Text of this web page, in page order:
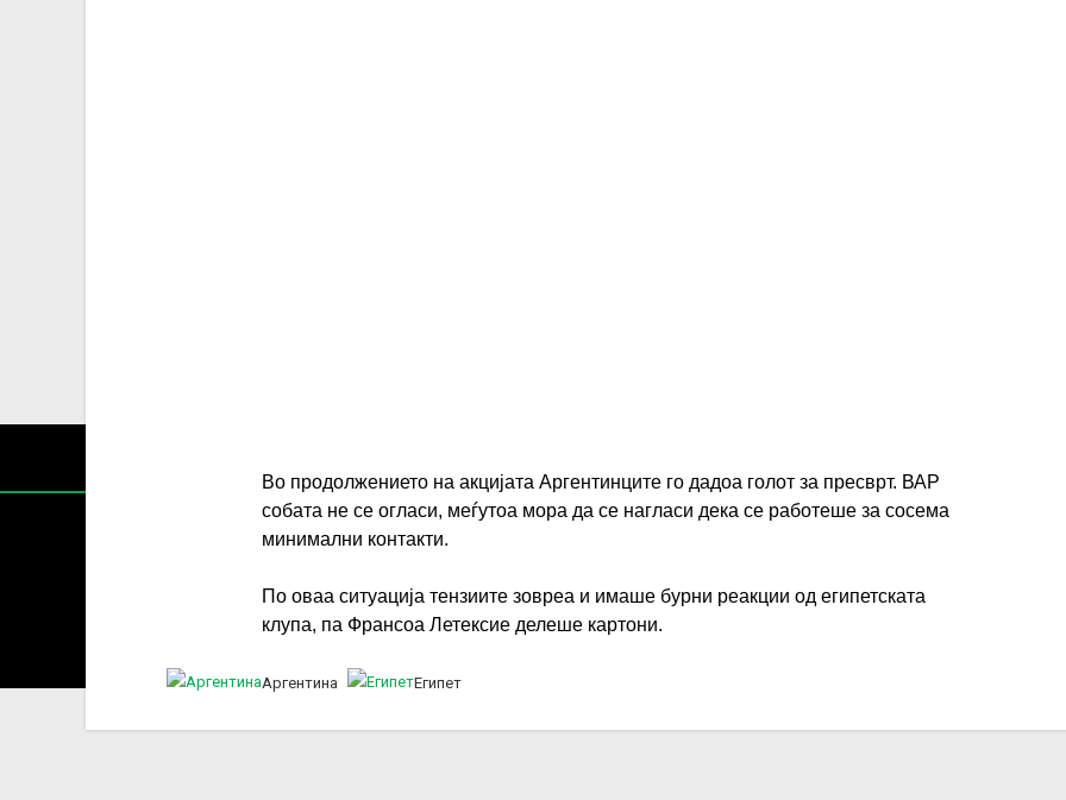
Во продолжението на акцијата Аргентинците го дадоа голот за пресврт. ВАР
собата не се огласи, меѓутоа мора да се нагласи дека се работеше за сосема
минимални контакти.
По оваа ситуација тензиите зовреа и имаше бурни реакции од египетската
клупа, па Франсоа Летексие делеше картони.
Аргентина Египет
Содржините на Gol.mk се заштитени со Законот за авторското право и